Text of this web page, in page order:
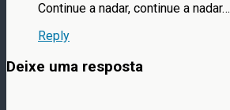
Continue a nadar, continue a nadar…
Reply
Deixe uma resposta